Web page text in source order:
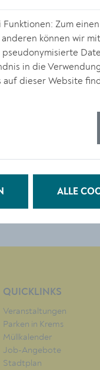
QUICKLINKS
Veranstaltungen
Parken in Krems
Müllkalender
Job-Angebote
Stadtplan
Zum
können wir
in die
dieser Website
ALLE